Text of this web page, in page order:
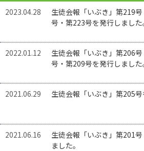
2023.04.28
生徒会報「いぶき」第219
号・第223号を発行しました
2022.01.12
生徒会報「いぶき」第206
号・第209号を発行しました
2021.06.29 生徒会報「いぶき」第205号
2021.06.16
生徒会報「いぶき」第201
ました。